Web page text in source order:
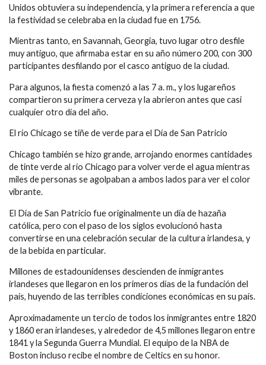
Unidos obtuviera su independencia, y la primera referencia a que
la festividad se celebraba en la ciudad fue en 1756.
Mientras tanto, en Savannah, Georgia, tuvo lugar otro desfile
muy antiguo, que afirmaba estar en su año número 200, con 300
participantes desfilando por el casco antiguo de la ciudad.
Para algunos, la fiesta comenzó a las 7 a. m., y los lugareños
compartieron su primera cerveza y la abrieron antes que casi
cualquier otro día del año.
El río Chicago se tiñe de verde para el Día de San Patricio
Chicago también se hizo grande, arrojando enormes cantidades
de tinte verde al río Chicago para volver verde el agua mientras
miles de personas se agolpaban a ambos lados para ver el color
vibrante.
El Día de San Patricio fue originalmente un día de hazaña
católica, pero con el paso de los siglos evolucionó hasta
convertirse en una celebración secular de la cultura irlandesa, y
de la bebida en particular.
Millones de estadounidenses descienden de inmigrantes
irlandeses que llegaron en los primeros días de la fundación del
país, huyendo de las terribles condiciones económicas en su país.
Aproximadamente un tercio de todos los inmigrantes entre 1820
y 1860 eran irlandeses, y alrededor de 4,5 millones llegaron entre
1841 y la Segunda Guerra Mundial. El equipo de la NBA de
Boston incluso recibe el nombre de Celtics en su honor.